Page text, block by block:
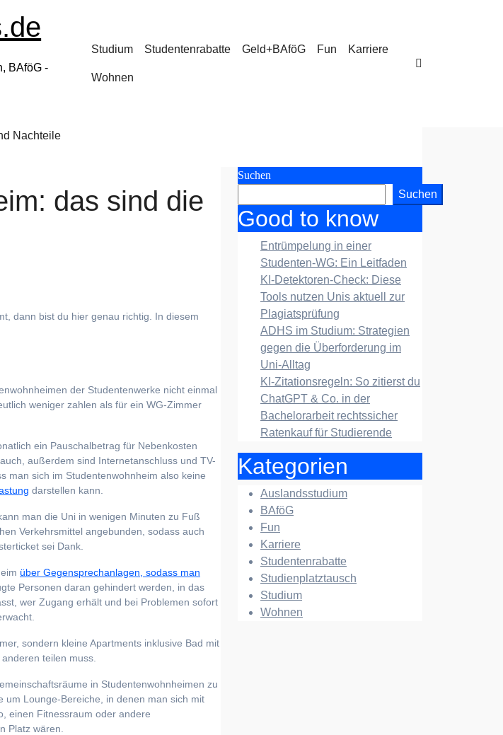
BAföG -
Studium Studentenrabatte Geld+BAföG Fun Karriere
Wohnen
Nachteile
das sind die
der Studentenwerke nicht einmal
weniger zahlen als für ein WG-Zimmer
ein Pauschalbetrag für Nebenkosten
außerdem sind Internetanschluss und TV-
man sich im Studentenwohnheim also keine
darstellen kann.
man die Uni in wenigen Minuten zu Fuß
Verkehrsmittel angebunden, sodass auch
sei Dank.
über Gegensprechanlagen, sodass man
Personen daran gehindert werden, in das
wer Zugang erhält und bei Problemen sofort
sondern kleine Apartments inklusive Bad mit
teilen muss.
in Studentenwohnheimen zu
um Lounge-Bereiche, in denen man sich mit
einen Fitnessraum oder andere
Platz wären.
Suchen
Suchen
Good to know
Entrümpelung in einer
Studenten-WG: Ein Leitfaden
KI-Detektoren-Check: Diese
Tools nutzen Unis aktuell zur
Plagiatsprüfung
ADHS im Studium: Strategien
gegen die Überforderung im
Uni-Alltag
KI-Zitationsregeln: So zitierst du
ChatGPT & Co. in der
Bachelorarbeit rechtssicher
Ratenkauf für Studierende
Kategorien
Auslandsstudium
BAföG
Fun
Karriere
Studentenrabatte
Studienplatztausch
Studium
Wohnen